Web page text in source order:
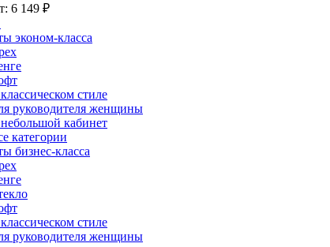
6 149 ₽
эконом-класса
стиле
руководителя женщины
кабинет
категории
бизнес-класса
стиле
руководителя женщины